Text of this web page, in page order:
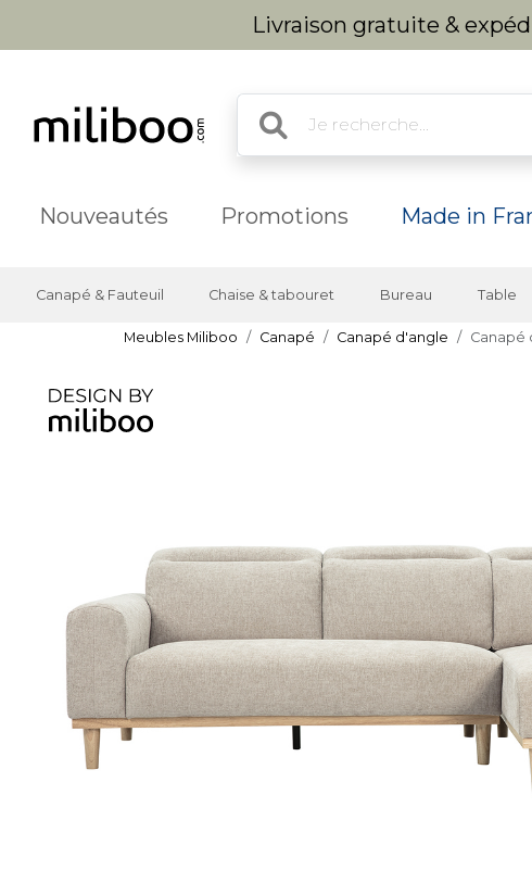
Livraison gratuite &
Nouveautés Promotions Made in
Canapé & Fauteuil Chaise & tabouret Bureau Table
Meubles Miliboo Canapé Canapé d'angle Canapé